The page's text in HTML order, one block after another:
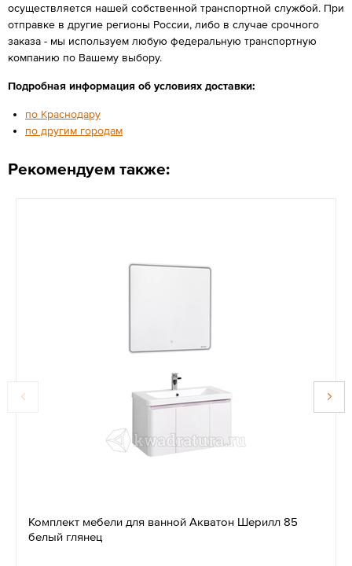
осуществляется нашей собственной транспортной службой. При
отправке в другие регионы России, либо в случае срочного
заказа - мы используем любую федеральную транспортную
компанию по Вашему выбору.
Подробная информация об условиях доставки:
по Краснодару
по другим городам
Рекомендуем также:
Комплект мебели для ванной Акватон Шерилл 85
белый глянец